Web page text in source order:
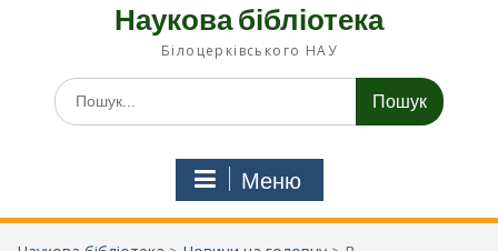
Наукова бібліотека
Білоцерківського НАУ
Шукати:
Меню